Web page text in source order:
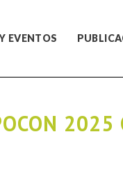
EVENTOS
2025